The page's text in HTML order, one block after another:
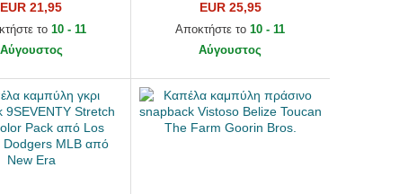
από New Era
EUR 21,95
το 10 - 11
Αύγουστος
League Essential από New
York Yankees MLB από New
EUR 25,95
Αποκτήστε το10 - 11
Αύγουστος